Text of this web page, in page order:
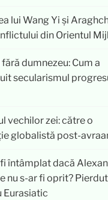
lui Wang Yi și
din Orientul
dumnezeu: Cum a
secularismul
vechilor zei: către o
globalistă post-
fi întâmplat dacă
nu s-ar fi oprit?
Eurasiatic